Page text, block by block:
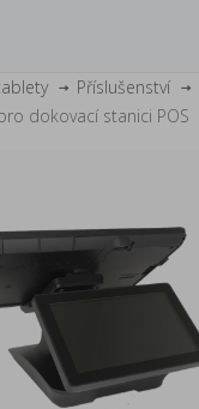
Příslušenství
dokovací stanici POS